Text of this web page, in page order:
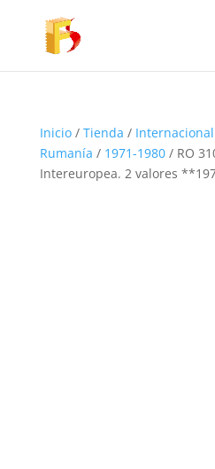
Inicio/ Tienda / Internacional
Rumanía / 1971-1980/ RO
Intereuropea. 2 valores